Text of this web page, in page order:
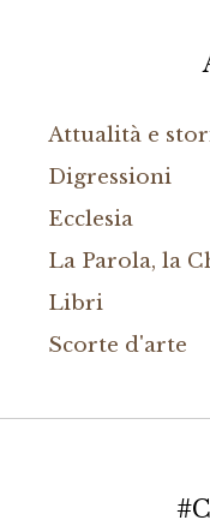
Attualità e
Digressioni
Ecclesia
La Parola, la
Libri
Scorte d'arte